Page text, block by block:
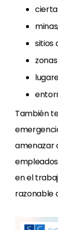
sitios
También
amenazar
en el
razonable